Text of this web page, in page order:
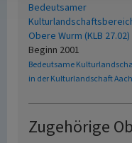
Bedeutsamer
Obere Wurm (KLB 27.02)
Beginn 2001
Bedeutsame
in der Kulturlandschaft
Zugehörige